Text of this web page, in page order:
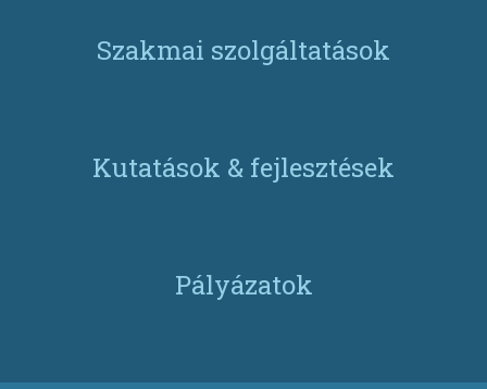
Szakmai szolgáltatások
Kutatások & fejlesztések
Pályázatok